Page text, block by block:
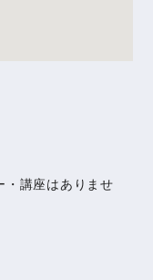
・講座はありませ